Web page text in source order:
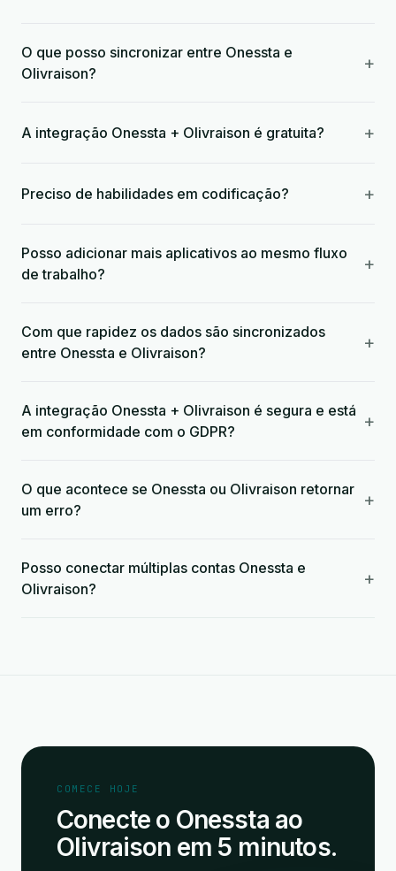
O que posso sincronizar entre Onessta e
Olivraison?
+
A integração Onessta + Olivraison é gratuita? +
Preciso de habilidades em codificação? +
Posso adicionar mais aplicativos ao mesmo fluxo
de trabalho?
+
Com que rapidez os dados são sincronizados
entre Onessta e Olivraison?
+
A integração Onessta + Olivraison é segura e está
em conformidade com o GDPR?
+
O que acontece se Onessta ou Olivraison retornar
um erro?
+
Posso conectar múltiplas contas Onessta e
Olivraison?
+
COMECE HOJE
Conecte o Onessta ao
Olivraison em 5 minutos.